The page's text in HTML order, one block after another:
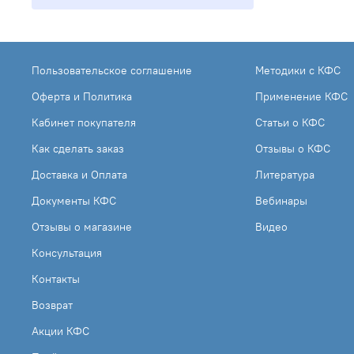
Пользовательское соглашение
Оферта и Политика
Кабинет покупателя
Как сделать заказ
Доставка и Оплата
Документы КФС
Отзывы о магазине
Консультация
Контакты
Возврат
Акции КФС
Методики с КФС
Применение КФС
Статьи о КФС
Отзывы о КФС
Литература
Вебинары
Видео